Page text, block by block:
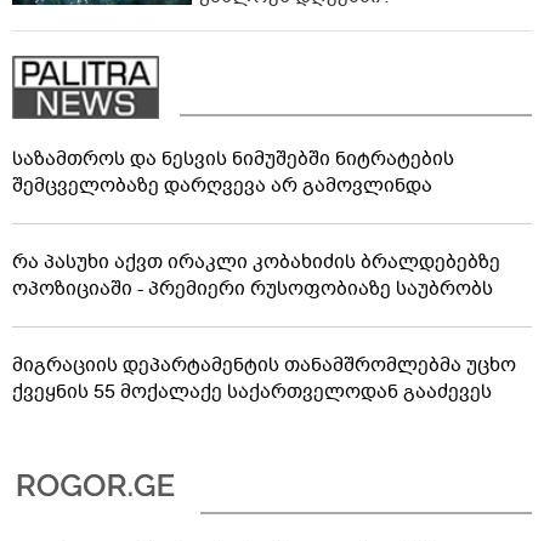
საზამთროს და ნესვის ნიმუშებში ნიტრატების
შემცველობაზე დარღვევა არ გამოვლინდა
რა პასუხი აქვთ ირაკლი კობახიძის ბრალდებებზე
ოპოზიციაში - პრემიერი რუსოფობიაზე საუბრობს
მიგრაციის დეპარტამენტის თანამშრომლებმა უცხო
ქვეყნის 55 მოქალაქე საქართველოდან გააძევეს